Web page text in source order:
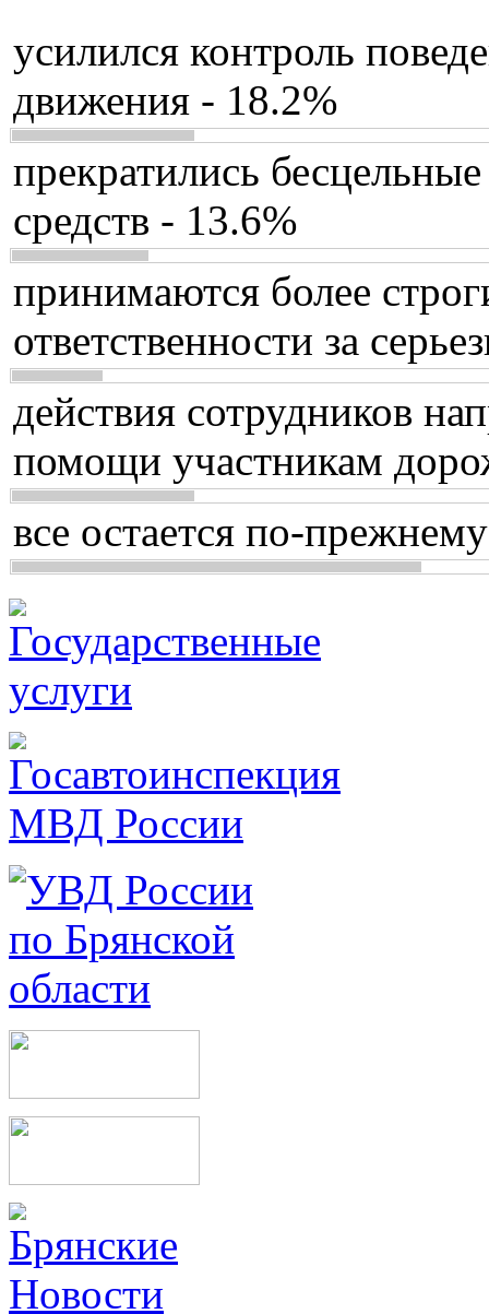
усилился контроль
движения - 18.2%
прекратились
средств - 13.6%
принимаются более
ответственности за
действия сотрудников
помощи участникам
все остается по-